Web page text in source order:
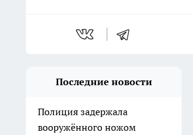
Последние новости
Полиция задержала
вооружённого ножом